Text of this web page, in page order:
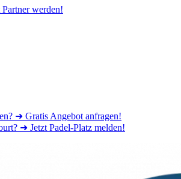
Partner werden!
➜ Gratis Angebot anfragen!
➜ Jetzt Padel-Platz melden!